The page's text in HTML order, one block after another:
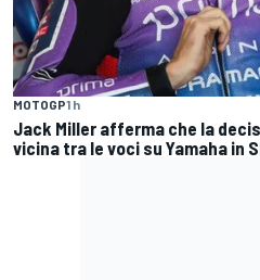
MOTOGP1 h
Jack Miller afferma che la
vicina tra le voci su Yamaha in